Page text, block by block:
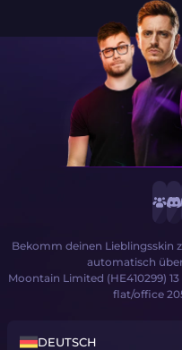
Bekomm deinen Lieblingsskin
automatisch
Moontain Limited (HE410299)
flat/office
DEUTSCH